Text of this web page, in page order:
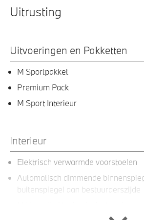
Uitrusting
Uitvoeringen en Pakketten
M Sportpakket
Premium Pack
M Sport Interieur
Interieur
Elektrisch verwarmde voorstoelen
Automatisch dimmende
buitenspiegel aan bestuurderszijde